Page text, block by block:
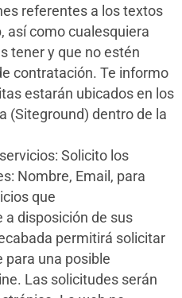
referentes a los textos
así como cualesquiera
tener y que no estén
contratación. Te informo
estarán ubicados en los
(Siteground) dentro de la
Solicito los
Nombre, Email, para
que
disposición de sus
permitirá solicitar
para una posible
Las solicitudes serán